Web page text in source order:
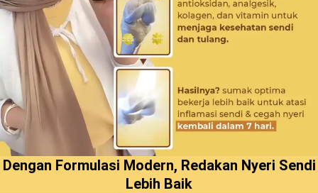
Dengan Formulasi Modern, Redakan Nyeri Sendi
Lebih Baik